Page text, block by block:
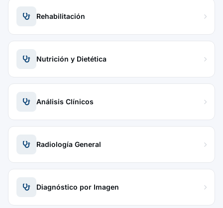
Rehabilitación
Nutrición y Dietética
Análisis Clínicos
Radiología General
Diagnóstico por Imagen